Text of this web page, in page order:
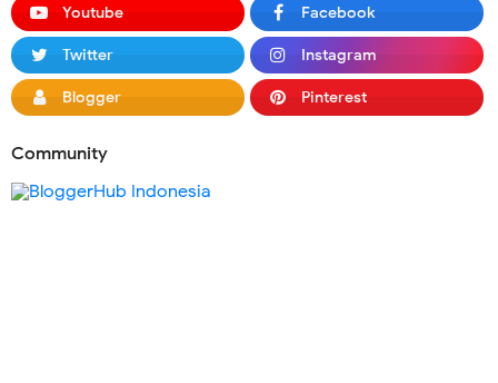
Youtube Facebook
Twitter Instagram
Blogger Pinterest
Community